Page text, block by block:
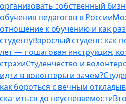
организовать собственный
обучения педагогов в России
отношение к обучению и как
студентуВзрослый студент: как
лет — пошаговая инструкция,
страхиСтуденчество и
идти в волонтеры и зачем?
как бороться с вечным
скатиться до неуспеваемости